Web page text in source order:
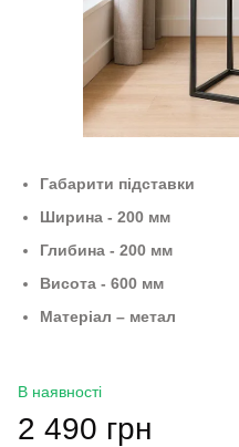
Габарити підставки
Ширина - 200 мм
Глибина - 200 мм
Висота - 600 мм
Матеріал – метал
В наявності
2 490 грн